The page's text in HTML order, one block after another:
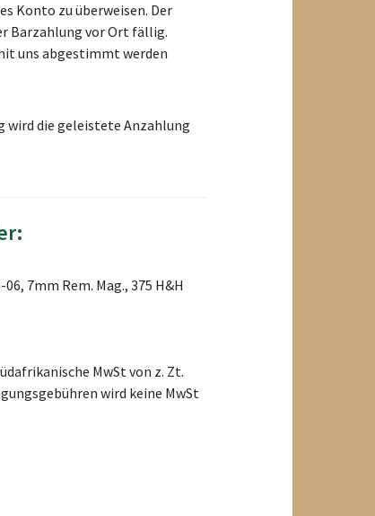
Konto zu überweisen. Der
Barzahlung vor Ort fällig.
uns abgestimmt werden
die geleistete Anzahlung
7mm Rem. Mag., 375 H&H
MwSt von z. Zt.
wird keine MwSt